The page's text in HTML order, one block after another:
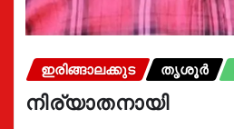
ഇരിങ്ങാലക്കുട തൃശൂർ
നിര്യാതനായി